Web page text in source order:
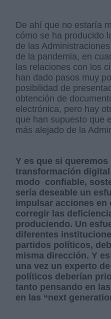
De ahí que no estaría
cómo se ha producido
de las
de la pandemia, en
las relaciones con los
han dado pasos muy
posibilidad de
obtención de
electrónica, pero hay
que han supuesto que
más alejado de la
Y es que si
transformación
modo confiable,
sería deseable un
impulsar acciones en
corregir las
produciendo. Un
diferentes
partidos políticos,
misma dirección. Y
una vez un experto
políticos deberían
tanto pensando en
en las “next